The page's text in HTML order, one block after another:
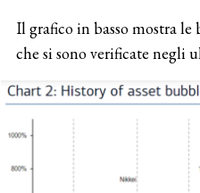
Il grafico in basso mostra
che si sono verificate negli